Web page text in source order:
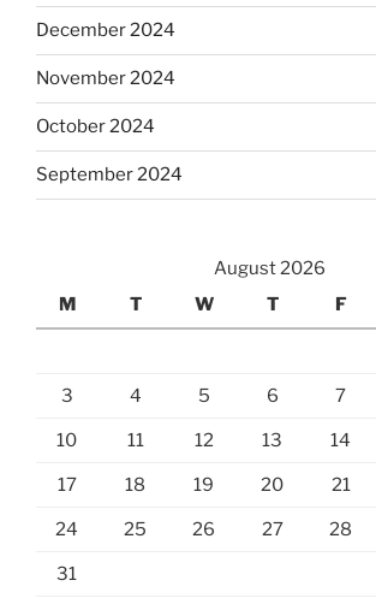
December 2024
November 2024
October 2024
September 2024
August 2026
M
T W T F
3 4 5 6 7
10 11 12 13 14
17 18 19 20 21
24 25 26 27 28
31